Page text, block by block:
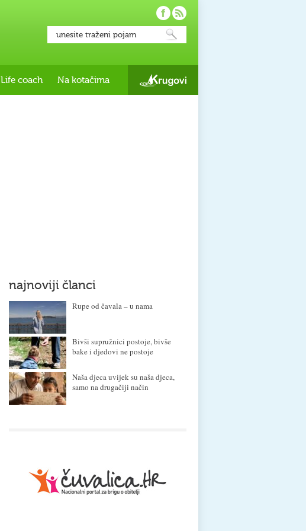
Life coach Na kotačima
najnoviji članci
Rupe od čavala – u nama
Bivši supružnici postoje, bivše
bake i djedovi ne postoje
Naša djeca uvijek su naša djeca,
samo na drugačiji način